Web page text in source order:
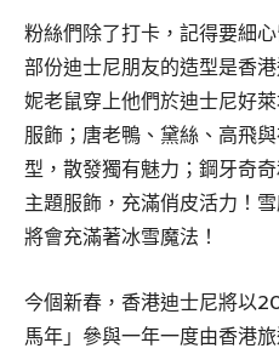
粉絲們除了打卡，記得要細
部份迪士尼朋友的造型是香
妮老鼠穿上他們於迪士尼好
服飾；唐老鴨、黛絲、高飛
型，散發獨有魅力；鋼牙奇
主題服飾，充滿俏皮活力！
將會充滿著冰雪魔法！
今個新春，香港迪士尼將以
馬年」參與一年一度由香港